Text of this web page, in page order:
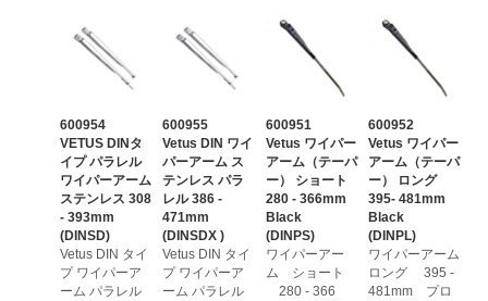
600954
VETUS DINタ
イプ パラレル
ワイパーアーム
ステンレス 308
- 393mm
(DINSD)
Vetus DIN タイ
プ ワイパーア
ーム パラレル
600955
Vetus DIN ワイ
パーアーム ス
テンレス パラ
レル 386 -
471mm
(DINSDX )
Vetus DIN タイ
プ ワイパーア
ーム パラレル
600951
Vetus ワイパー
アーム（テーパ
ー） ショート
280 - 366mm
Black
(DINPS)
ワイパーアー
ム ショート
280 - 366
600952
Vetus ワイパー
アーム（テーパ
ー） ロング
395- 481mm
Black
(DINPL)
ワイパーアーム
ロング 395 -
481mm プロ